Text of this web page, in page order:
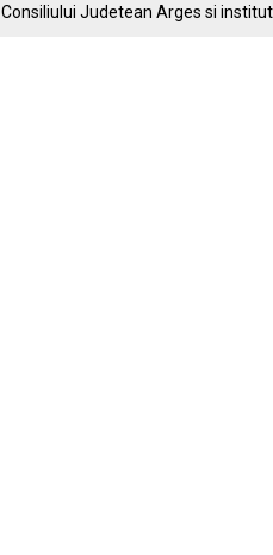
Consiliului Judetean Arges si